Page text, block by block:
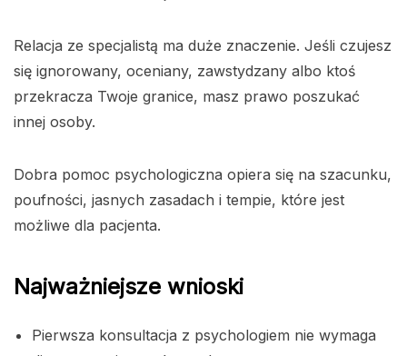
Relacja ze specjalistą ma duże znaczenie. Jeśli czujesz
się ignorowany, oceniany, zawstydzany albo ktoś
przekracza Twoje granice, masz prawo poszukać
innej osoby.
Dobra pomoc psychologiczna opiera się na szacunku,
poufności, jasnych zasadach i tempie, które jest
możliwe dla pacjenta.
Najważniejsze wnioski
Pierwsza konsultacja z psychologiem nie wymaga